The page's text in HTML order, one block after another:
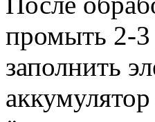
промыть 2-3
заполнить